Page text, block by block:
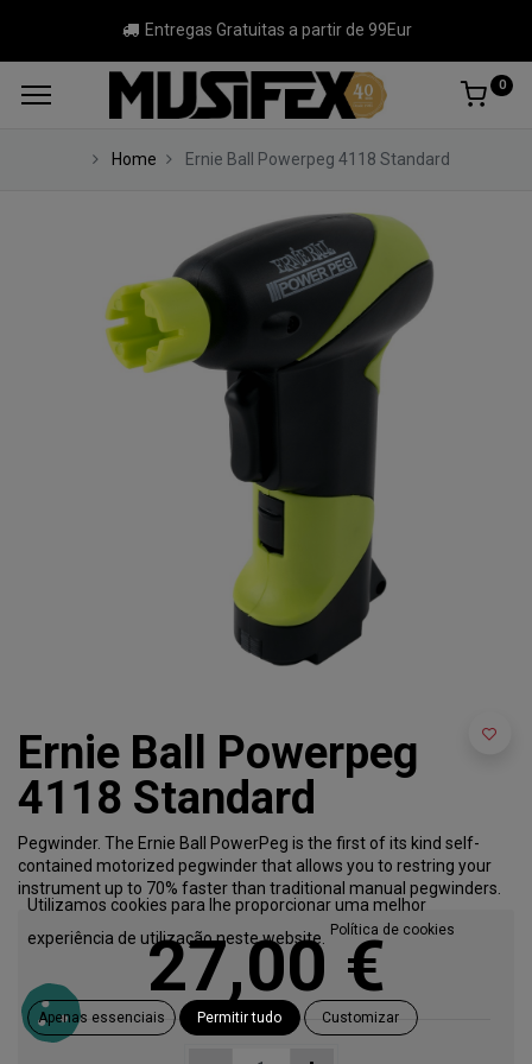
Entregas Gratuitas a partir de 99Eur
0
Home Ernie Ball Powerpeg 4118 Standard
Ernie Ball Powerpeg
4118 Standard
Pegwinder. The Ernie Ball PowerPeg is the first of its kind self-
contained motorized pegwinder that allows you to restring your
instrument up to 70% faster than traditional manual pegwinders.
27,00 €
Utilizamos cookies para lhe proporcionar uma melhor
experiência de utilização neste website.
Política de cookies
Apenas essenciais Permitir tudo Customizar